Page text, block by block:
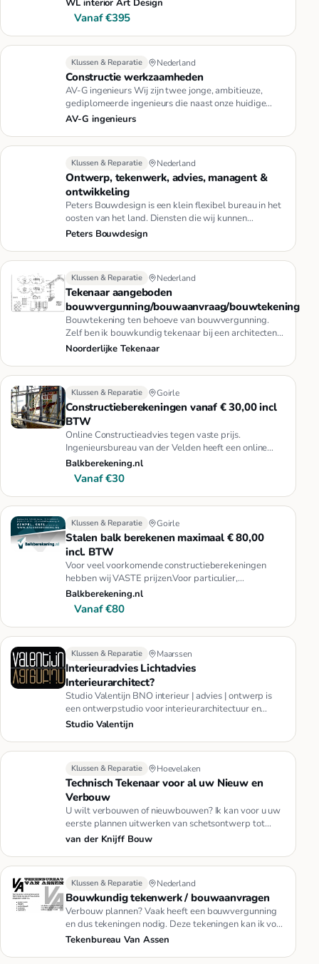
WL interior Art Design
Vanaf €395
Klussen & Reparatie Nederland
Constructie werkzaamheden
AV-G ingenieurs Wij zijn twee jonge, ambitieuze,
gediplomeerde ingenieurs die naast onze huidige
vaste baan bij een inge…
AV-G ingenieurs
Klussen & Reparatie Nederland
Ontwerp, tekenwerk, advies, managent &
ontwikkeling
Peters Bouwdesign is een klein flexibel bureau in het
oosten van het land. Diensten die wij kunnen
aanbieden zijn-- Plan…
Peters Bouwdesign
Klussen & Reparatie Nederland
Tekenaar aangeboden
bouwvergunning/bouwaanvraag/bouwtekening
Bouwtekening ten behoeve van bouwvergunning.
Zelf ben ik bouwkundig tekenaar bij een architecten
en ingenieursbureau. Wa…
Noorderlijke Tekenaar
Klussen & Reparatie Goirle
Constructieberekeningen vanaf € 30,00 incl
BTW
Online Constructieadvies tegen vaste prijs.
Ingenieursbureau van der Velden heeft een online
initiatief gelanceerd om vo…
Balkberekening.nl
Vanaf €30
Klussen & Reparatie Goirle
Stalen balk berekenen maximaal € 80,00
incl. BTW
Voor veel voorkomende constructieberekeningen
hebben wij VASTE prijzen.Voor particulier,
architecten, tekenburo's, aanne…
Balkberekening.nl
Vanaf €80
Klussen & Reparatie Maarssen
Interieuradvies Lichtadvies
Interieurarchitect?
Studio Valentijn BNO interieur | advies | ontwerp is
een ontwerpstudio voor interieurarchitectuur en
lichtadvies. Onze o…
Studio Valentijn
Klussen & Reparatie Hoevelaken
Technisch Tekenaar voor al uw Nieuw en
Verbouw
U wilt verbouwen of nieuwbouwen? Ik kan voor u uw
eerste plannen uitwerken van schetsontwerp tot
werktekeningen.
van der Knijff Bouw
Klussen & Reparatie Nederland
Bouwkundig tekenwerk / bouwaanvragen
Verbouw plannen? Vaak heeft een bouwvergunning
en dus tekeningen nodig. Deze tekeningen kan ik voor
u verzorgen. Ook voo…
Tekenbureau Van Assen